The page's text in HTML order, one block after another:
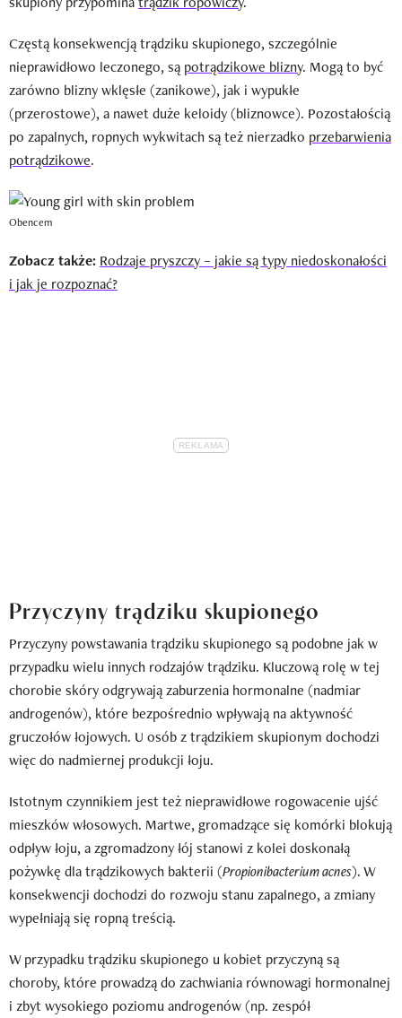
Częstą konsekwencją trądziku skupionego, szczególnie
nieprawidłowo leczonego, są potrądzikowe blizny. Mogą to być
zarówno blizny wklęsłe (zanikowe), jak i wypukłe
(przerostowe), a nawet duże keloidy (bliznowce). Pozostałością
po zapalnych, ropnych wykwitach są też nierzadko przebarwienia
potrądzikowe.
Obencem
Zobacz także: Rodzaje pryszczy – jakie są typy niedoskonałości
i jak je rozpoznać?
Przyczyny trądziku skupionego
Przyczyny powstawania trądziku skupionego są podobne jak w
przypadku wielu innych rodzajów trądziku. Kluczową rolę w tej
chorobie skóry odgrywają zaburzenia hormonalne (nadmiar
androgenów), które bezpośrednio wpływają na aktywność
gruczołów łojowych. U osób z trądzikiem skupionym dochodzi
więc do nadmiernej produkcji łoju.
Istotnym czynnikiem jest też nieprawidłowe rogowacenie ujść
mieszków włosowych. Martwe, gromadzące się komórki blokują
odpływ łoju, a zgromadzony łój stanowi z kolei doskonałą
pożywkę dla trądzikowych bakterii (Propionibacterium acnes). W
konsekwencji dochodzi do rozwoju stanu zapalnego, a zmiany
wypełniają się ropną treścią.
W przypadku trądziku skupionego u kobiet przyczyną są
choroby, które prowadzą do zachwiania równowagi hormonalnej
i zbyt wysokiego poziomu androgenów (np. zespół